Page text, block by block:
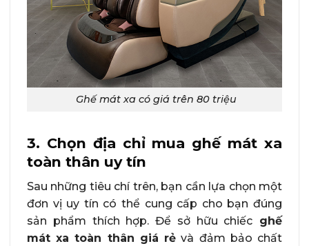
Ghế mát xa có giá trên 80 triệu
3. Chọn địa chỉ mua ghế mát xa
toàn thân uy tín
Sau những tiêu chí trên, bạn cần lựa chọn một
đơn vị uy tín có thể cung cấp cho bạn đúng
sản phẩm thích hợp. Để sở hữu chiếc ghế
mát xa toàn thân giá rẻ và đảm bảo chất